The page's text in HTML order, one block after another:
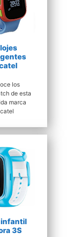
los
de esta
marca
infantil
3S